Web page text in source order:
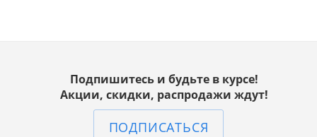
Подпишитесь и будьте в курсе!
Акции, скидки, распродажи ждут!
ПОДПИСАТЬСЯ